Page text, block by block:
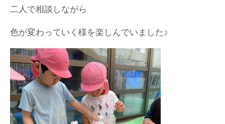
二人で相談しながら
色が変わっていく様を楽しんでいました♪